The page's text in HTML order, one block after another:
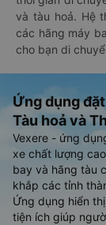
và tàu hoả. Hệ
các hãng máy
cho bạn di
Ứng dụng
Tàu hoả và
Vexere - ứng
xe chất lượng
bay và hãng tàu
khắp các tỉnh
Ứng dụng hiển
tiện ích giúp